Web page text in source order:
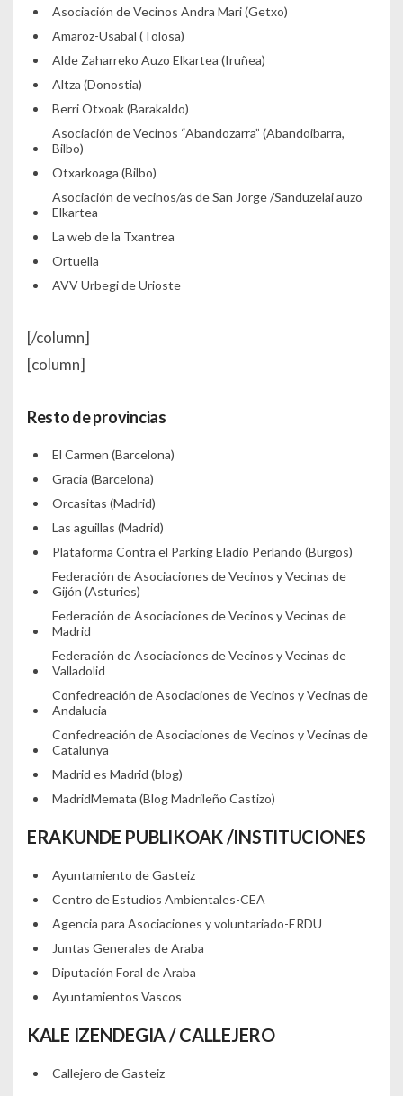
Asociación de Vecinos Andra Mari (Getxo)
Amaroz-Usabal (Tolosa)
Alde Zaharreko Auzo Elkartea (Iruñea)
Altza (Donostia)
Berri Otxoak (Barakaldo)
Asociación de Vecinos “Abandozarra” (Abandoibarra,
Bilbo)
Otxarkoaga (Bilbo)
Asociación de vecinos/as de San Jorge /Sanduzelai auzo
Elkartea
La web de la Txantrea
Ortuella
AVV Urbegi de Urioste
[/column]
[column]
Resto de provincias
El Carmen (Barcelona)
Gracia (Barcelona)
Orcasitas (Madrid)
Las aguillas (Madrid)
Plataforma Contra el Parking Eladio Perlando (Burgos)
Federación de Asociaciones de Vecinos y Vecinas de
Gijón (Asturies)
Federación de Asociaciones de Vecinos y Vecinas de
Madrid
Federación de Asociaciones de Vecinos y Vecinas de
Valladolid
Confedreación de Asociaciones de Vecinos y Vecinas de
Andalucia
Confedreación de Asociaciones de Vecinos y Vecinas de
Catalunya
Madrid es Madrid (blog)
MadridMemata (Blog Madrileño Castizo)
ERAKUNDE PUBLIKOAK /INSTITUCIONES
Ayuntamiento de Gasteiz
Centro de Estudios Ambientales-CEA
Agencia para Asociaciones y voluntariado-ERDU
Juntas Generales de Araba
Diputación Foral de Araba
Ayuntamientos Vascos
KALE IZENDEGIA / CALLEJERO
Callejero de Gasteiz